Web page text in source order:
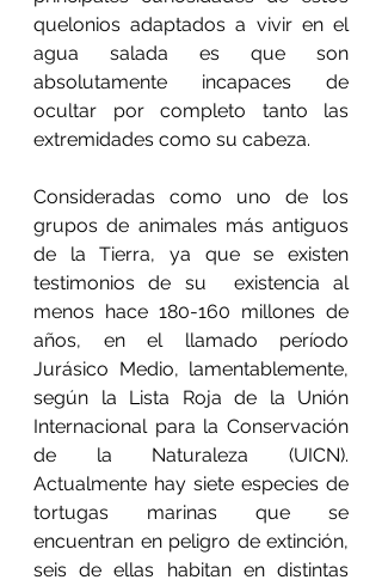
quelonios adaptados a vivir en el
agua salada es que son
absolutamente incapaces de
ocultar por completo tanto las
extremidades como su cabeza.
Consideradas como uno de los
grupos de animales más antiguos
de la Tierra, ya que se existen
testimonios de su  existencia al
menos hace 180-160 millones de
años, en el llamado período
Jurásico Medio, lamentablemente,
según la Lista Roja de la Unión
Internacional para la Conservación
de la Naturaleza (UICN).
Actualmente hay siete especies de
tortugas marinas que se
encuentran en peligro de extinción,
seis de ellas habitan en distintas